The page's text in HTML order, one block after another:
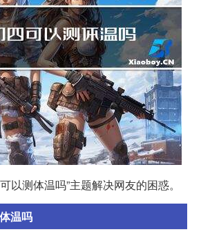
以测体温吗”主题解决网友的困惑。
温吗